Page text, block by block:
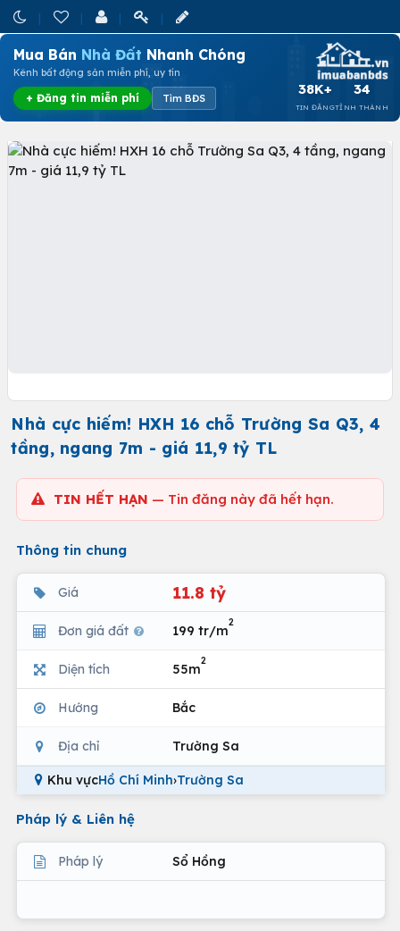
Mua Bán Nhà Đất Nhanh Chóng
Kênh bất động sản miễn phí, uy tín
+ Đăng tin miễn phí Tìm BĐS
38K+
TIN ĐĂNG
34
TỈNH THÀNH
Nhà cực hiếm! HXH 16 chỗ Trường Sa Q3, 4
tầng, ngang 7m - giá 11,9 tỷ TL
TIN HẾT HẠN — Tin đăng này đã hết hạn.
Thông tin chung
Giá 11.8 tỷ
Đơn giá đất 199 tr/m
2
Diện tích 55m
2
Hướng Bắc
Địa chỉ Trường Sa
Khu vựcHồ Chí Minh›Trường Sa
Pháp lý & Liên hệ
Pháp lý Sổ Hồng